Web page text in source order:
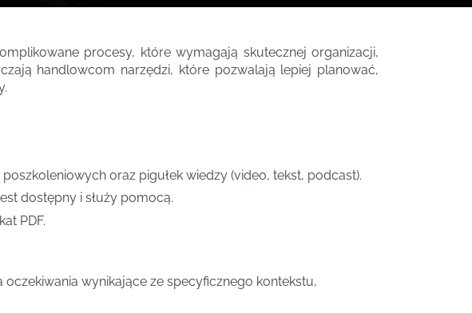
procesy, które wymagają skutecznej organizacji,
handlowcom narzędzi, które pozwalają lepiej planować,
oraz pigułek wiedzy (video, tekst, podcast).
dostępny i służy pomocą.
PDF.
wynikające ze specyficznego kontekstu,